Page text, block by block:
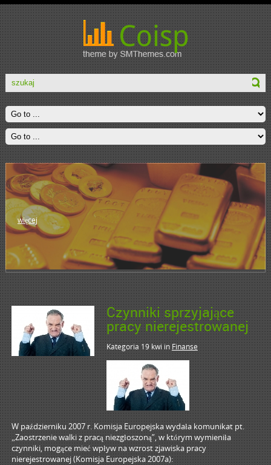
więcej
Czynniki sprzyjające
pracy nierejestrowanej
Kategoria 19 kwiin Finanse
W październiku 2007 r. Komisja Europejska wydała komunikat pt.
„Zaostrzenie walki z pracą niezgłoszoną”, w którym wymieniła
czynniki, mogące mieć wpływ na wzrost zjawiska pracy
nierejestrowanej (Komisja Europejska 2007a):